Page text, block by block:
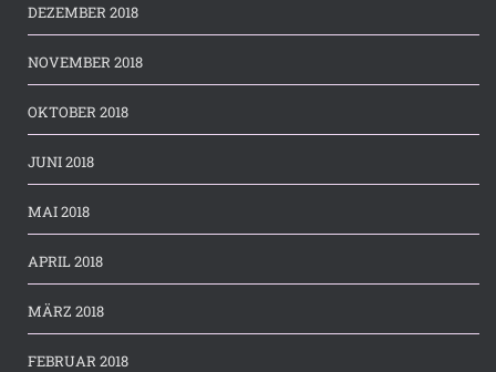
DEZEMBER 2018
NOVEMBER 2018
OKTOBER 2018
JUNI 2018
MAI 2018
APRIL 2018
MÄRZ 2018
FEBRUAR 2018